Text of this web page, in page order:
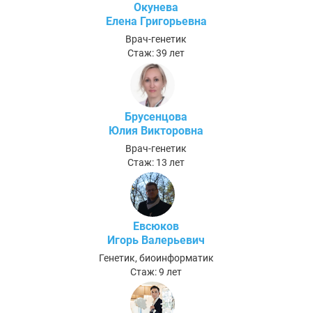
Окунева
Елена Григорьевна
Врач-генетик
Стаж: 39 лет
Брусенцова
Юлия Викторовна
Врач-генетик
Стаж: 13 лет
Евсюков
Игорь Валерьевич
Генетик, биоинформатик
Стаж: 9 лет